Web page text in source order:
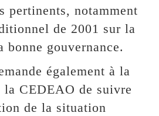
pertinents, notamment
de 2001 sur la
bonne gouvernance.
également à la
la CEDEAO de suivre
de la situation